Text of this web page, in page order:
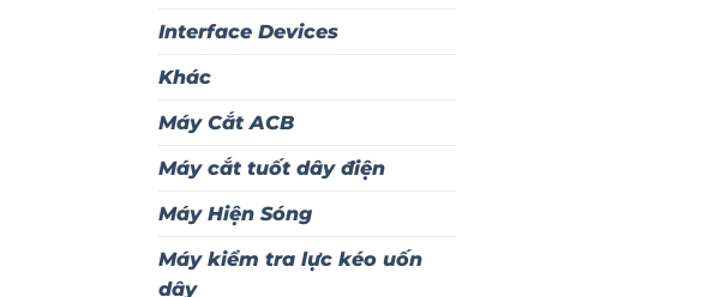
Interface Devices
Khác
Máy Cắt ACB
Máy cắt tuốt dây điện
Máy Hiện Sóng
Máy kiểm tra lực kéo uốn
dây